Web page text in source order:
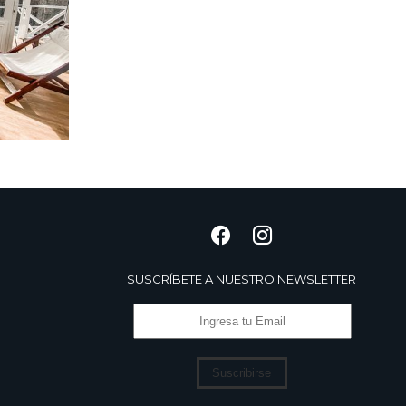
SUSCRÍBETE A NUESTRO NEWSLETTER
Suscribirse